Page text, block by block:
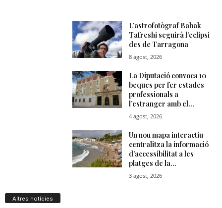
Altres notícies